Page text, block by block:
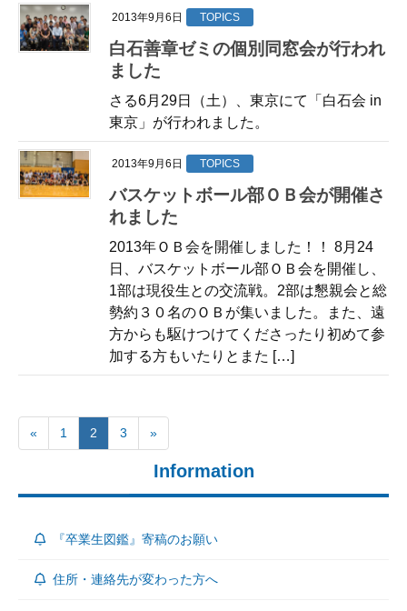
2013年9月6日 TOPICS
白石善章ゼミの個別同窓会が行われ
ました
さる6月29日（土）、東京にて「白石会 in
東京」が行われました。
2013年9月6日 TOPICS
バスケットボール部ＯＢ会が開催さ
れました
2013年ＯＢ会を開催しました！！ 8月24
日、バスケットボール部ＯＢ会を開催し、
1部は現役生との交流戦。2部は懇親会と総
勢約３０名のＯＢが集いました。また、遠
方からも駆けつけてくださったり初めて参
加する方もいたりとまた […]
« 1 2 3 »
Information
『卒業生図鑑』寄稿のお願い
住所・連絡先が変わった方へ